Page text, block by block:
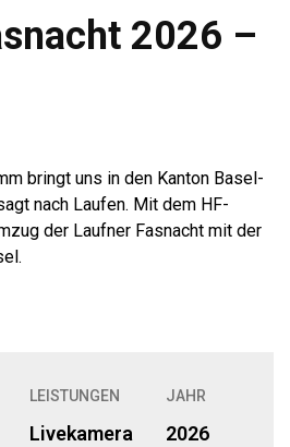
2026 –
bringt uns in den Kanton Basel-
nach Laufen. Mit dem HF-
der Laufner Fasnacht mit der
.
LEISTUNGEN
Livekamera
JAHR
2026